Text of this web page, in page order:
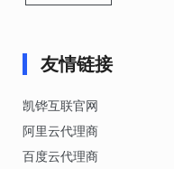
友情链接
凯铧互联官网
阿里云代理商
百度云代理商